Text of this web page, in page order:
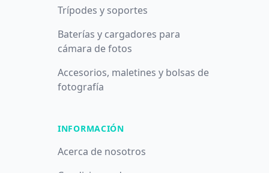
Trípodes y soportes
Baterías y cargadores para
cámara de fotos
Accesorios, maletines y bolsas de
fotografía
INFORMACIÓN
Acerca de nosotros